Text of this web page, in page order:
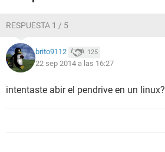
RESPUESTA 1 / 5
brito9112 125
22 sep 2014 a las 16:27
intentaste abir el pendrive en un linux?